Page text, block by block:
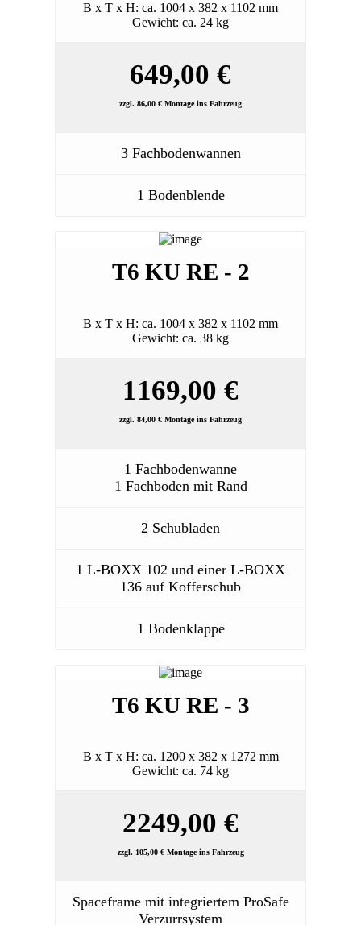
B x T x H: ca. 1004 x 382 x 1102 mm
Gewicht: ca. 24 kg
649,00 €
zzgl. 86,00 € Montage ins Fahrzeug
3 Fachbodenwannen
1 Bodenblende
T6 KU RE - 2
B x T x H: ca. 1004 x 382 x 1102 mm
Gewicht: ca. 38 kg
1169,00 €
zzgl. 84,00 € Montage ins Fahrzeug
1 Fachbodenwanne
1 Fachboden mit Rand
2 Schubladen
1 L-BOXX 102 und einer L-BOXX
136 auf Kofferschub
1 Bodenklappe
T6 KU RE - 3
B x T x H: ca. 1200 x 382 x 1272 mm
Gewicht: ca. 74 kg
2249,00 €
zzgl. 105,00 € Montage ins Fahrzeug
Spaceframe mit integriertem ProSafe
Verzurrsystem